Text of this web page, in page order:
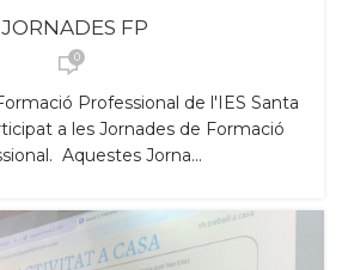
JORNADES FP
0
Professional de l'IES Santa
a les Jornades de Formació
Aquestes Jorna...